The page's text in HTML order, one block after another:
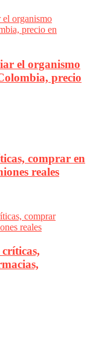
el organismo
precio
comprar en
reales